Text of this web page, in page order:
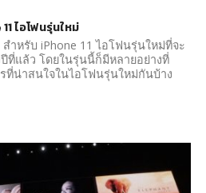
ไอโฟนรุ่นใหม่
สำหรับ iPhone 11 ไอโฟนรุ่นใหม่ที่จะ
ที่แล้ว โดยในรุ่นนี้ก็มีหลายอย่างที่
ที่น่าสนใจในไอโฟนรุ่นใหม่กันบ้าง